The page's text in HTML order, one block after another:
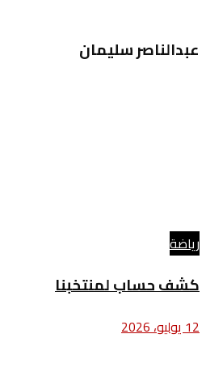
عبدالناصر سليمان
رياضة
كشف حساب لمنتخبنا
12 يوليو، 2026